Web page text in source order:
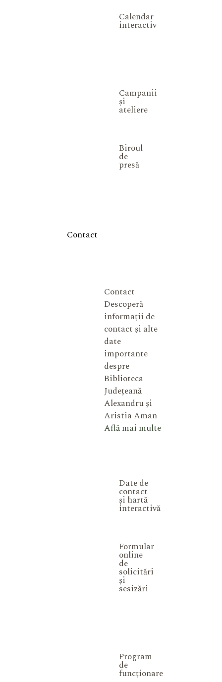
Calendar
interactiv
Campanii
și
ateliere
Biroul
de
presă
Contact
Contact
Descoperă
informații de
contact și alte
date
importante
despre
Biblioteca
Județeană
Alexandru și
Aristia Aman
Află mai multe
Date de
contact
și hartă
interactivă
Formular
online
de
solicitări
și
sesizări
Program
de
funcționare